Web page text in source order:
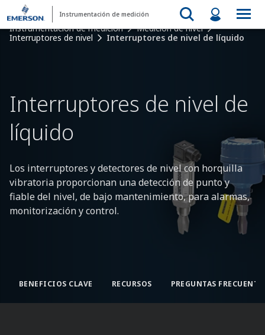
Instrumentación de medición
Instrumentación de medición
Medición de nivel
Interruptores de nivel
Interruptores de nivel de líquido
Interruptores de nivel de
líquido​
Los interruptores y detectores de nivel con horquilla
vibratoria proporcionan una detección de punto y
fiable del nivel, de bajo mantenimiento, para alarmas,
monitorización y control.
BENEFICIOS CLAVE​ RECURSOS​ PREGUNTAS